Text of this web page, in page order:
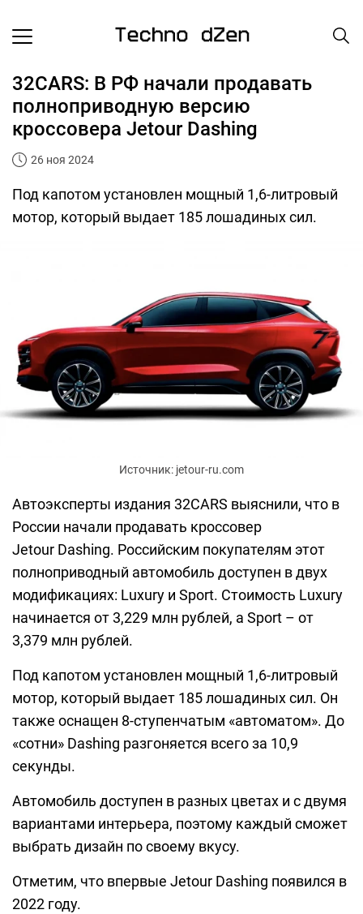
32СARS: В РФ начали продавать
полноприводную версию
кроссовера Jetour Dashing
26 ноя 2024
Под капотом установлен мощный 1,6-литровый
мотор, который выдает 185 лошадиных сил.
Источник: jetour-ru.com
Автоэксперты издания 32CARS выяснили, что в
России начали продавать кроссовер
Jetour Dashing. Российским покупателям этот
полноприводный автомобиль доступен в двух
модификациях: Luxury и Sport. Стоимость Luxury
начинается от 3,229 млн рублей, а Sport – от
3,379 млн рублей.
Под капотом установлен мощный 1,6-литровый
мотор, который выдает 185 лошадиных сил. Он
также оснащен 8-ступенчатым «автоматом». До
«сотни» Dashing разгоняется всего за 10,9
секунды.
Автомобиль доступен в разных цветах и с двумя
вариантами интерьера, поэтому каждый сможет
выбрать дизайн по своему вкусу.
Отметим, что впервые Jetour Dashing появился в
2022 году.